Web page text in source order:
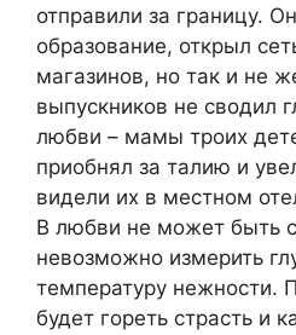
отправили за границу.
образование, открыл
магазинов, но так и не
выпускников не сводил
любви – мамы троих
приобнял за талию и
видели их в местном
В любви не может быть
невозможно измерить
температуру нежности.
будет гореть страсть и